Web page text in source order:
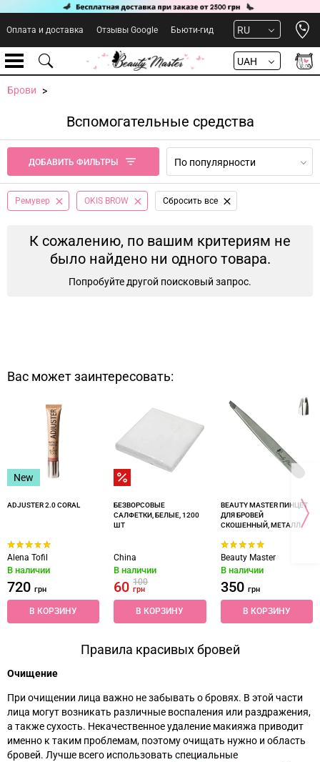
Оплата и доставка Отзывы Google Бьюти-гид RU
UAH
Брови
Вспомогательные средства
ДОБАВИТЬ ФИЛЬТРЫ По популярности
Ремувер OKIS BROW Сбросить все
К сожалению, по вашим критериям не
было найдено ни одного товара.
Попробуйте другой поисковый запрос.
Вас может заинтересовать:
New
ADJUSTER 2.0 CORAL
Alena Tofil
В наличии
720 грн
В КОРЗИНУ
БЕЗВОРСОВЫЕ
САЛФЕТКИ, БЕЛЫЕ, 1200
ШТ
China
В наличии
60100
грн
В КОРЗИНУ
BEAUTY MASTER ПИНЦЕТ
ДЛЯ БРОВЕЙ
СКОШЕННЫЙ, МЕТАЛЛ
Beauty Master
В наличии
350 грн
В КОРЗИНУ
Правила красивых бровей
Очищение
При очищении лица важно не забывать о бровях. В этой части
лица могут возникать различные воспаления или раздражения,
а также сухость. Некачественное удаление макияжа приводит
именно к таким проблемам, поэтому очищать нужно и область
бровей. Лучше всего использовать специальные